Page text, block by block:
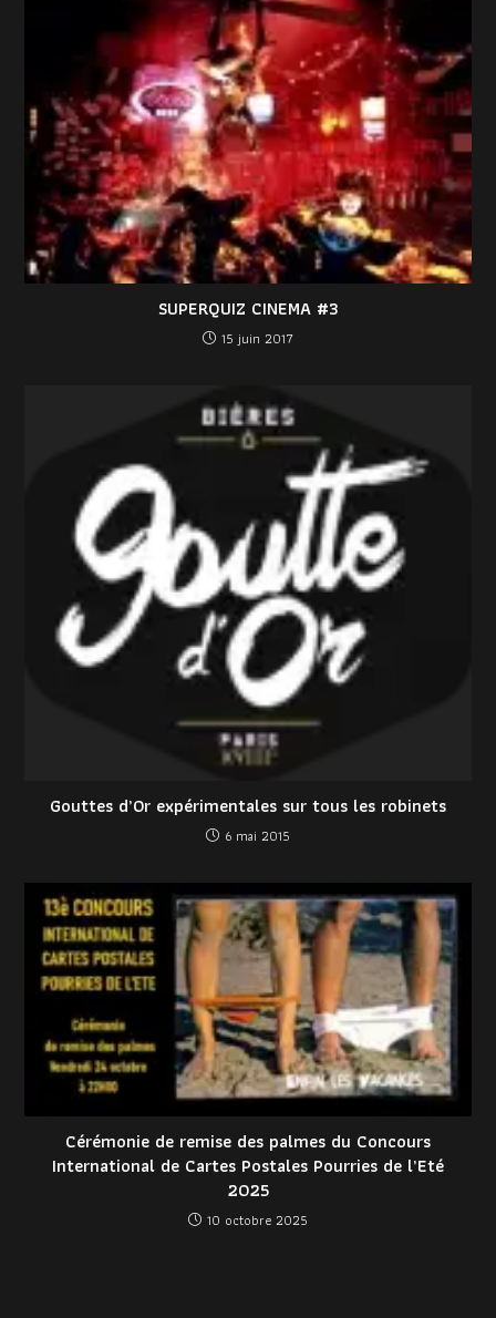
SUPERQUIZ CINEMA #3
15 juin 2017
Gouttes d’Or expérimentales sur tous les robinets
6 mai 2015
Cérémonie de remise des palmes du Concours
International de Cartes Postales Pourries de l’Eté
2025
10 octobre 2025